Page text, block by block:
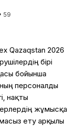
59
Qazaqstan 2026
бірі
бойынша
персоналды
нақты
жұмысқа
ету арқылы